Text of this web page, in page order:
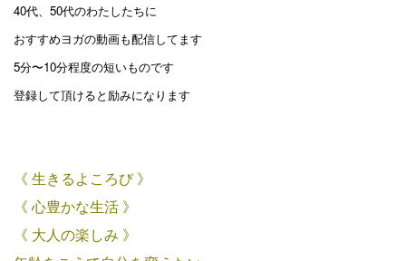
40代、50代のわたしたちに
おすすめヨガの動画も配信してます
5分〜10分程度の短いものです
登録して頂けると励みになります
《 生きるよころび 》
《 心豊かな生活 》
《 大人の楽しみ 》